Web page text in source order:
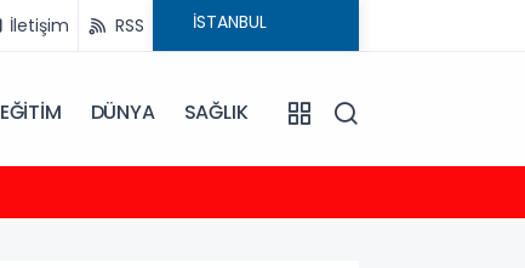
İletişim RSS
EĞİTİM DÜNYA SAĞLIK